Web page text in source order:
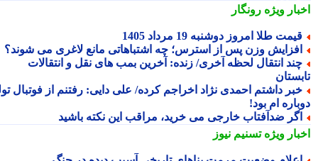
ویژهرونگار
طلا امروز دوشنبه 19 مرداد 1405
وزن پس از استرس؛ چه اشتباهاتی مانع لاغری می شوند؟
انتقال لحظه آخری/ زنده: آخرین بمب های نقل و انتقالات
داشتم احمدی نژاد اخراجم کرده/ علی دایی: رفتنم از فوتبال تولد
ام بود!
ضدآفتاب خارجی می خرید، مراقب این نکته باشید
ویژهتسنیم نیوز